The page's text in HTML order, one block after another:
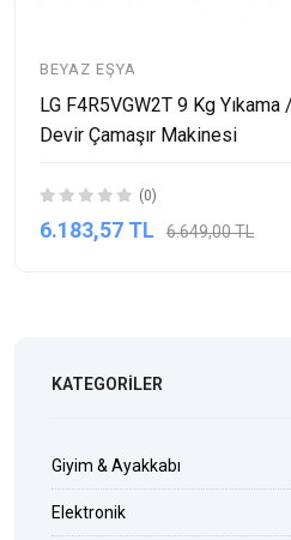
BEYAZ EŞYA
LG F4R5VGW2T 9 Kg
Devir Çamaşır Makinesi
(0)
6.183,57 TL 6.649,00 TL
KATEGORILER
Giyim & Ayakkabı
Elektronik